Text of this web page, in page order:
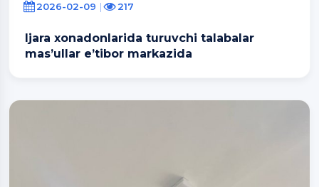
2026-02-09 217
Ijara xonadonlarida turuvchi talabalar
mas’ullar e’tibor markazida